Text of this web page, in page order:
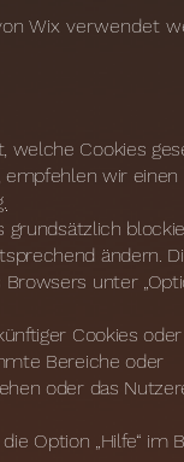
Wix verwendet
welche Cookies
wir einen
ändern.
unter
Cookies oder
Bereiche oder
oder das
Option „Hilfe“ im